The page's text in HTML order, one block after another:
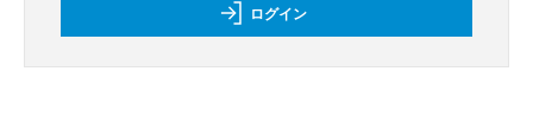
ログイン